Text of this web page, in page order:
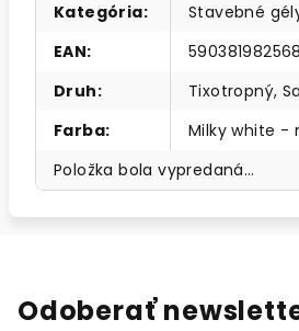
Kategória:
Stavebné gély
EAN:
Druh: Tixotropný,
Farba:
Milky white -
Položka bola vypredaná…
Odoberať